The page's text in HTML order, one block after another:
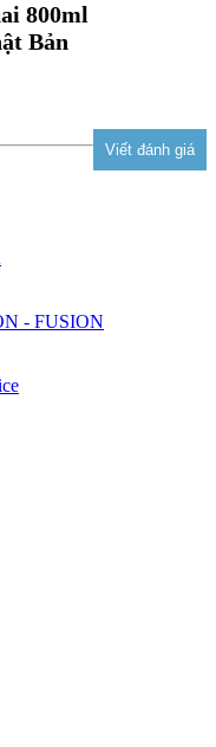
800ml
Bản
- FUSION